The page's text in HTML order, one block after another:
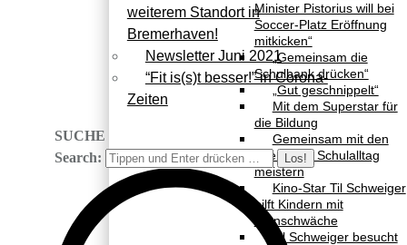
Minister Pistorius will bei
Soccer-Platz Eröffnung
mitkicken“
„Gemeinsam die
Schulbank drücken“
„Gut geschnippelt“
Mit dem Superstar für
die Bildung
Gemeinsam mit den
Eltern den Schulalltag
meistern
Kino-Star Til Schweiger
hilft Kindern mit
Lernschwäche
Til Schweiger besucht
weiterem Standort in
Bremerhaven!
Newsletter Juni 2021
“Fit is(s)t besser!” in Corona-
Zeiten
SUCHE
Search: